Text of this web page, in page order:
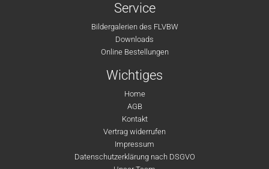
Service
Bildergalerien des FLVBW
Downloads
Online Bestellungen
Wichtiges
Home
AGB
Kontakt
Vertrag widerrufen
Impressum
Datenschutzerklärung nach DSGVO